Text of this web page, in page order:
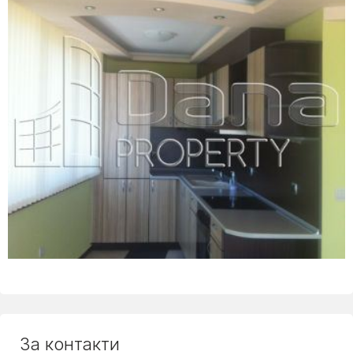
За контакти